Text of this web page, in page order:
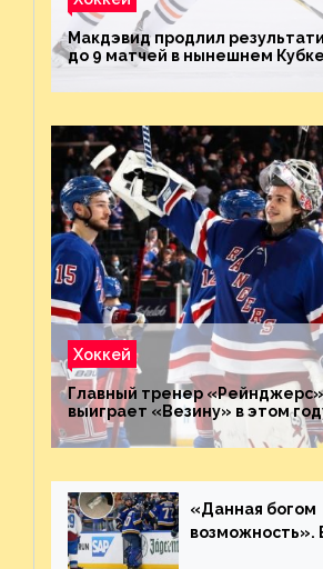
Макдэвид продлил
до 9 матчей в нынешнем
Хоккей
Главный тренер
выиграет «Везину» в этом
невероятен
«Данная богом
возможность».